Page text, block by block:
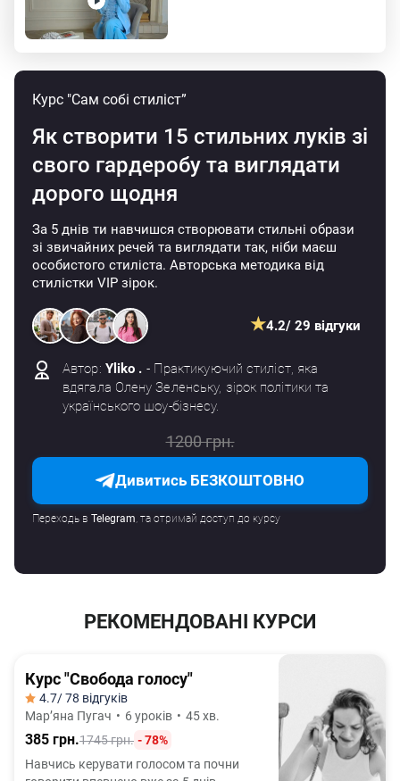
Курс "Сам собі стиліст”
Як створити 15 стильних луків зі
свого гардеробу та виглядати
дорого щодня
За 5 днів ти навчишся створювати стильні образи
зі звичайних речей та виглядати так, ніби маєш
особистого стиліста. Авторська методика від
стилістки VIP зірок.
★4.2/ 29 відгуки
Автор: Yliko . - Практикуючий стиліст, яка
вдягала Олену Зеленську, зірок політики та
українського шоу-бізнесу.
1200 грн.
Дивитись БЕЗКОШТОВНО
Переходь в Telegram, та отримай доступ до курсу
РЕКОМЕНДОВАНІ КУРСИ
Курс "Свобода голосу"
4.7/ 78 відгуків
Марʼяна Пугач • 6 уроків • 45 хв.
385 грн.1745 грн. - 78%
Навчись керувати голосом та почни